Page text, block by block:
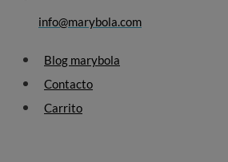
info@marybola.com
Blog marybola
Contacto
Carrito